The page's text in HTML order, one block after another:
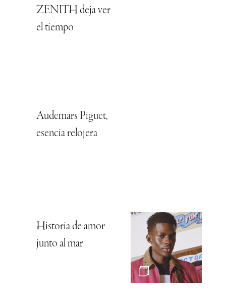
ZENITH deja ver
el tiempo
Audemars Piguet,
esencia relojera
Historia de amor
junto al mar